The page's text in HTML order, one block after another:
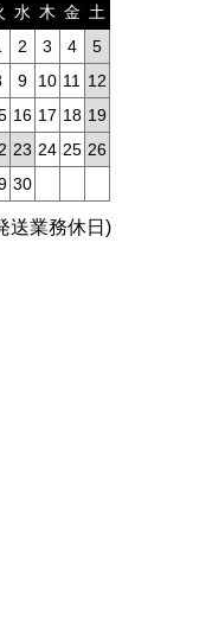
水 木 金 土
2 3 4
5
9 10 11
12
16 17 18 19
23 24 25 26
30
送業務休日)